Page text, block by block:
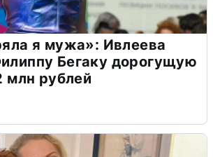
я мужа»: Ивлеева
Бегаку дорогущую
млн рублей